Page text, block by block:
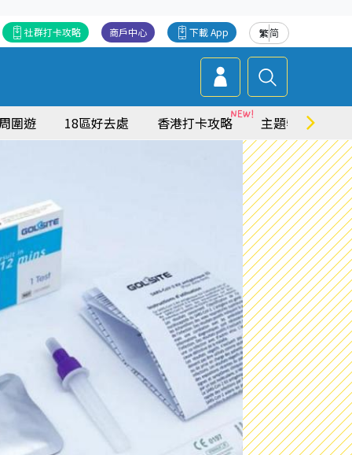
繁简
下載 App
商戶中心
社群打卡攻略
圍遊 18區好去處 香港打卡攻略 主題特集